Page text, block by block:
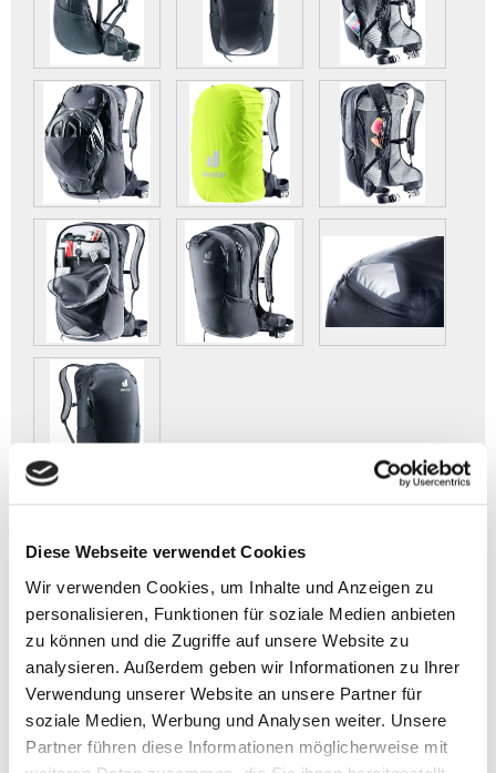
Diese Webseite verwendet Cookies
Wir verwenden Cookies, um Inhalte und Anzeigen zu
personalisieren, Funktionen für soziale Medien anbieten
zu können und die Zugriffe auf unsere Website zu
analysieren. Außerdem geben wir Informationen zu Ihrer
Verwendung unserer Website an unsere Partner für
soziale Medien, Werbung und Analysen weiter. Unsere
Partner führen diese Informationen möglicherweise mit
RACE AIR 14+3
> Artikelbeschreibung Deuter RACE AIR 14+3
- Volumen: ca. 14+3 l
- Gewicht: ca. 940 g
- Größe: 46x25x18 cm (HxBxT)